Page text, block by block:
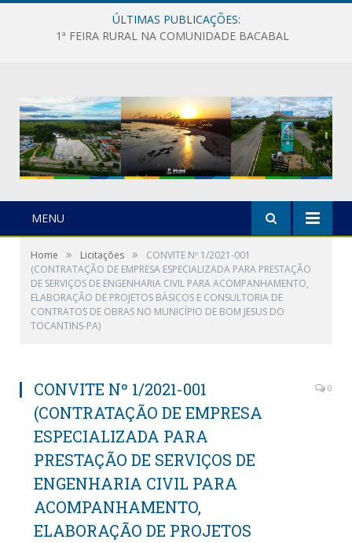
ÚLTIMAS PUBLICAÇÕES:
1ª FEIRA RURAL NA COMUNIDADE BACABAL
MENU
Home » Licitações »
CONVITE Nº 1/2021-001
(CONTRATAÇÃO DE EMPRESA ESPECIALIZADA PARA PRESTAÇÃO
DE SERVIÇOS DE ENGENHARIA CIVIL PARA ACOMPANHAMENTO,
ELABORAÇÃO DE PROJETOS BÁSICOS E CONSULTORIA DE
CONTRATOS DE OBRAS NO MUNICÍPIO DE BOM JESUS DO
TOCANTINS-PA)
CONVITE Nº 1/2021-001
(CONTRATAÇÃO DE EMPRESA
ESPECIALIZADA PARA
PRESTAÇÃO DE SERVIÇOS DE
ENGENHARIA CIVIL PARA
ACOMPANHAMENTO,
ELABORAÇÃO DE PROJETOS
0